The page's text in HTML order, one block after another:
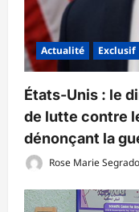
Actualité Exclusif
États-Unis : le
de lutte contre
dénonçant la
Rose Marie Segrado